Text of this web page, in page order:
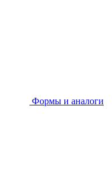
Формы и аналоги